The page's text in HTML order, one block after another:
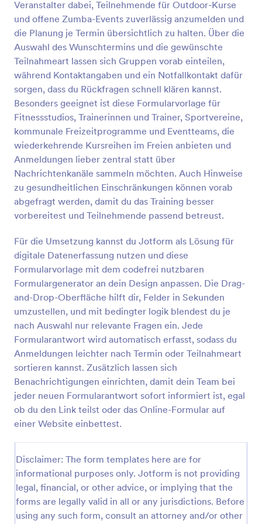
Veranstalter dabei, Teilnehmende für Outdoor-Kurse
und offene Zumba-Events zuverlässig anzumelden und
die Planung je Termin übersichtlich zu halten. Über die
Auswahl des Wunschtermins und die gewünschte
Teilnahmeart lassen sich Gruppen vorab einteilen,
während Kontaktangaben und ein Notfallkontakt dafür
sorgen, dass du Rückfragen schnell klären kannst.
Besonders geeignet ist diese Formularvorlage für
Fitnessstudios, Trainerinnen und Trainer, Sportvereine,
kommunale Freizeitprogramme und Eventteams, die
wiederkehrende Kursreihen im Freien anbieten und
Anmeldungen lieber zentral statt über
Nachrichtenkanäle sammeln möchten. Auch Hinweise
zu gesundheitlichen Einschränkungen können vorab
abgefragt werden, damit du das Training besser
vorbereitest und Teilnehmende passend betreust.
Für die Umsetzung kannst du Jotform als Lösung für
digitale Datenerfassung nutzen und diese
Formularvorlage mit dem codefrei nutzbaren
Formulargenerator an dein Design anpassen. Die Drag-
and-Drop-Oberfläche hilft dir, Felder in Sekunden
umzustellen, und mit bedingter logik blendest du je
nach Auswahl nur relevante Fragen ein. Jede
Formularantwort wird automatisch erfasst, sodass du
Anmeldungen leichter nach Termin oder Teilnahmeart
sortieren kannst. Zusätzlich lassen sich
Benachrichtigungen einrichten, damit dein Team bei
jeder neuen Formularantwort sofort informiert ist, egal
ob du den Link teilst oder das Online-Formular auf
einer Website einbettest.
Disclaimer: The form templates here are for
informational purposes only. Jotform is not providing
legal, financial, or other advice, or implying that the
forms are legally valid in all or any jurisdictions. Before
using any such form, consult an attorney and/or other
Kontaktdaten, die Anzahl der Teilnehmer, mit denen
er/sie kommen wird, und eine kurze Frage, wie
er/sie von dem Workshop erfahren hat. Diese
Vorlage enthält auch ein Zahlungsfeld für den Fall,
dass Sie eine Eintrittsgebühr für die Veranstaltung
erheben. So haben Sie eine gute Grundlage um aus
der allgemeinen Workshop-Anmeldung eine perfekt
auf Sie zugeschnittene zu erstellen. Bei Fragen zur
Anpassung hilft der Jotform Support kompetent
weiter.
Vorschau
Formular Für Eine Einladung Zu Virtuellem Event
Dieses Formular für eine Einladung zu virtuellem
Event ist ein typisches Anmeldeformular für einen
Veranstalter, der eine Möglichkeit braucht
Einzelpersonen oder Organisationen zu einem
kommenden virtuellen Event einzuladen. Ein
virtuelles Event ist wie eine herkömmliche
Veranstaltung, zu der die Teilnehmer tatsächlich an
einem Veranstaltungsort teilnehmen, nur dass dies
bei einem virtuellen Event alles online erfolgt und
geplant wird. Virtuelle Events erfordern dieselbe
gewünschten Teilnehmern. Daher sollte auch Online
auf die gewünschte Zielgruppe zugegangen
werden. Ein Online-Formular wie dieses ist die beste
Art eine Einladung auszusprechen. Der Link kann
übe Social Media geteilt oder per E-Mail versandt
werden, um zur Teilnahme anzuregen und direkt ein
gutes Mittel zur Kommunikation anzubieten. Diese
Go to Category:
Veranstaltungsanmeldeformulare
Vorlage verwenden
Vorschau